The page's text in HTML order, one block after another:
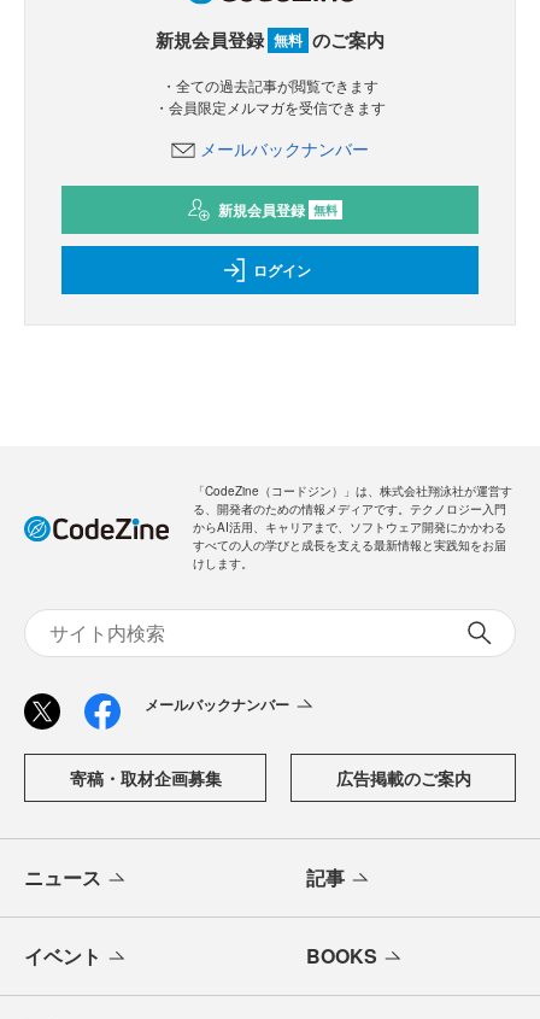
新規会員登録 無料 のご案内
・全ての過去記事が閲覧できます
・会員限定メルマガを受信できます
メールバックナンバー
新規会員登録 無料
ログイン
「CodeZine（コードジン）」は、株式会社翔泳社が運営す
る、開発者のための情報メディアです。テクノロジー入門
からAI活用、キャリアまで、ソフトウェア開発にかかわる
すべての人の学びと成長を支える最新情報と実践知をお届
けします。
メールバックナンバー
寄稿・取材企画募集 広告掲載のご案内
ニュース 記事
イベント BOOKS